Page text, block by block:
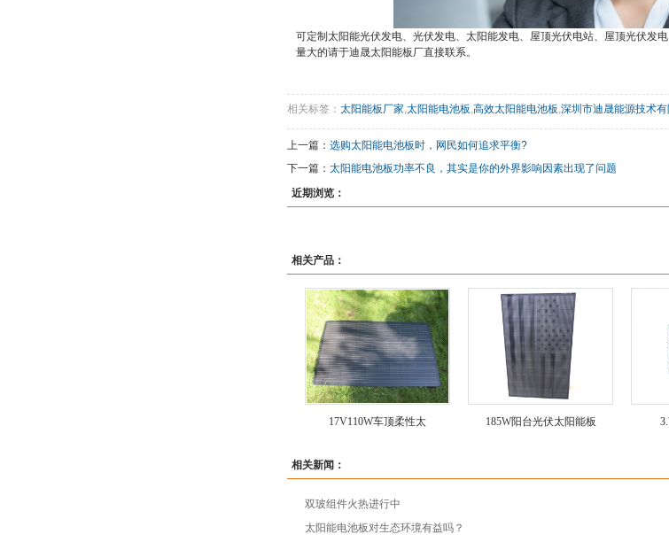
可定制太阳能光伏发电、光伏发电、太阳能发电、屋顶光伏电站、屋顶光伏发
量大的请于迪晟太阳能板厂直接联系。
相关标签： 太阳能板厂家,太阳能电池板,高效太阳能电池板,深圳市迪晟能源技术有
上一篇： 选购太阳能电池板时，网民如何追求平衡?
下一篇： 太阳能电池板功率不良，其实是你的外界影响因素出现了问题
近期浏览：
相关产品：
17V110W车顶柔性太 185W阳台光伏太阳能板
相关新闻：
双玻组件火热进行中
太阳能电池板对生态环境有益吗？